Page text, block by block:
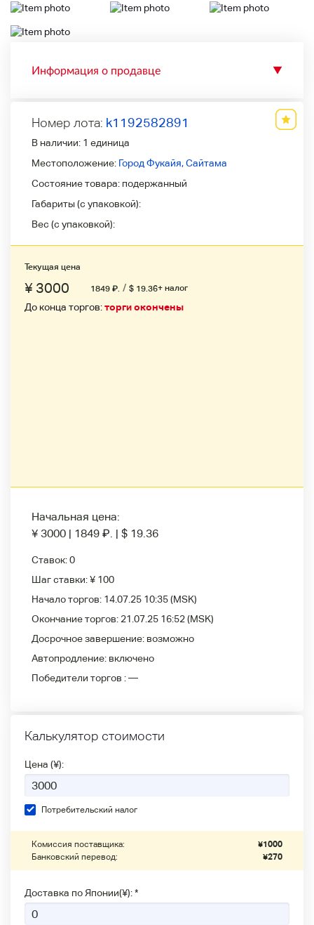
Информация о продавце ▼
Номер лота: k1192582891
В наличии: 1 единица
Местоположение: Город Фукайя, Сайтама
Состояние товара: подержанный
Габариты (с упаковкой):
Вес (с упаковкой):
Текущая цена
¥ 3000 1849 ₽. / $ 19.36+ налог
До конца торгов:торги окончены
Начальная цена:
¥ 3000 | 1849 ₽. | $ 19.36
Ставок:0
Шаг ставки:¥ 100
Начало торгов: 14.07.25 10:35(MSK)
Окончание торгов: 21.07.25 16:52(MSK)
Досрочное завершение: возможно
Автопродление: включено
Победители
торгов :—
Калькулятор стоимости
Цена (¥):
Потребительский налог
Комиссия поставщика: ¥1000
Банковский перевод:
¥270
Доставка по Японии(¥): *